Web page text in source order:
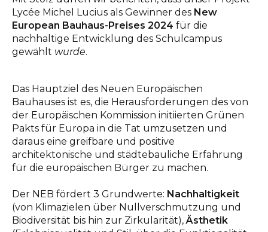
Ansprechpartner
INFO@DAEDALUS.LU +352 26 87 03 55
Lycée Michel Lucius als Gewinner des New
European Bauhaus-Preises 2024 für die
nachhaltige Entwicklung des Schulcampus
gewählt wurde.
Das Hauptziel des Neuen Europäischen
Bauhauses ist es, die Herausforderungen des von
der Europäischen Kommission initiierten Grünen
Pakts für Europa in die Tat umzusetzen und
daraus eine greifbare und positive
architektonische und städtebauliche Erfahrung
für die europäischen Bürger zu machen.
Der NEB fördert 3 Grundwerte: Nachhaltigkeit
(von Klimazielen über Nullverschmutzung und
Biodiversität bis hin zur Zirkularität),Ästhetik